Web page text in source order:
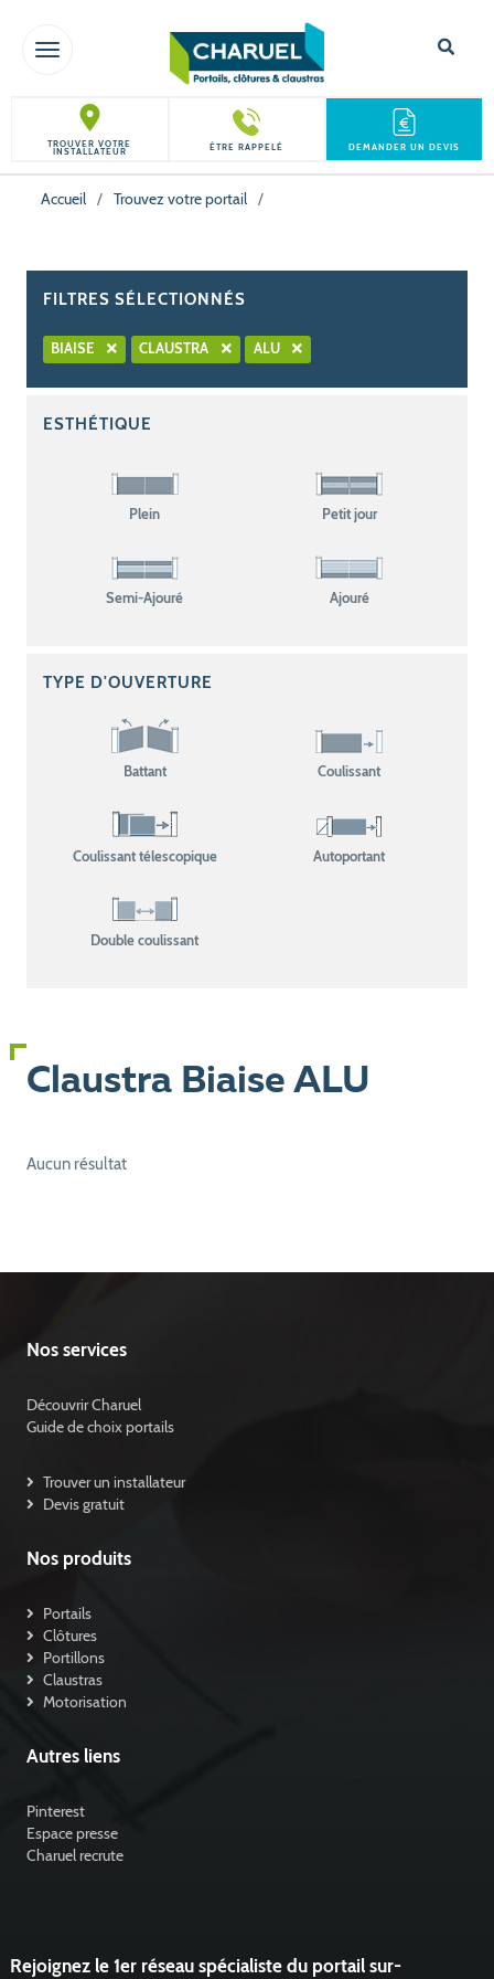
TOGGLE NAVIGATION
TROUVER VOTRE
INSTALLATEUR ÊTRE RAPPELÉ DEMANDER UN DEVIS
Accueil / Trouvez votre portail /
FILTRES SÉLECTIONNÉS
BIAISE CLAUSTRA ALU
ESTHÉTIQUE
Plein Petit jour
Semi-Ajouré Ajouré
TYPE D'OUVERTURE
Battant Coulissant
Coulissant télescopique Autoportant
Double coulissant
Claustra Biaise ALU
Aucun résultat
Nos services
Découvrir Charuel
Guide de choix portails
Trouver un installateur
Devis gratuit
Nos produits
Portails
Clôtures
Portillons
Claustras
Motorisation
Autres liens
Pinterest
Espace presse
Charuel recrute
Rejoignez le 1er réseau spécialiste du portail sur-